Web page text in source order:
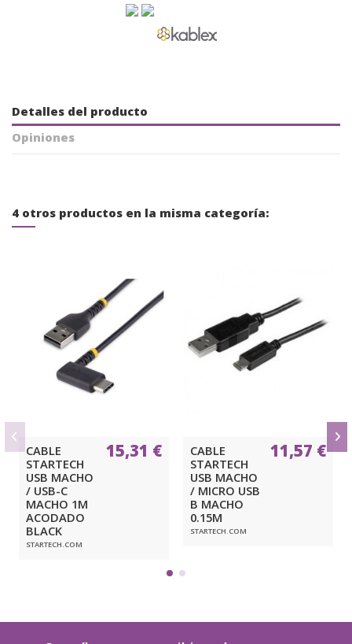
Detalles del producto
Opiniones
4 otros productos en la misma categoría:
CABLE
STARTECH
USB MACHO
/ USB-C
MACHO 1M
ACODADO
BLACK
STARTECH.COM
15,31 €
CABLE
STARTECH
USB MACHO
/ MICRO USB
B MACHO
0.15M
STARTECH.COM
11,57 €